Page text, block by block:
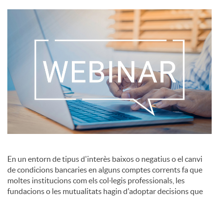
o
d
e
c
o
En un entorn de tipus d'interès baixos o negatius o el canvi
de condicions bancaries en alguns comptes corrents fa que
moltes institucions com els col·legis professionals, les
fundacions o les mutualitats hagin d'adoptar decisions que